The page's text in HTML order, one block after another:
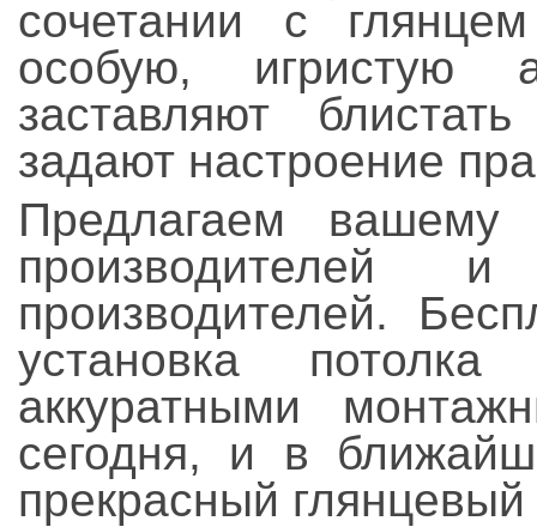
сочетании с
особую, игристую
заставляют
задают настроение
Предлагаем
производителей
производителей.
установка
аккуратными
сегодня, и в
прекрасный глянцевый